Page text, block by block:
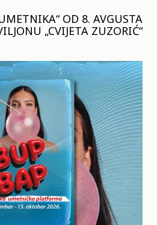
OD 8. AVGUSTA
„CVIJETA ZUZORIĆ“